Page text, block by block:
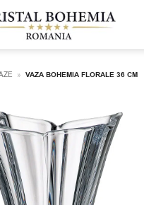
» VAZA BOHEMIA FLORALE 36 CM